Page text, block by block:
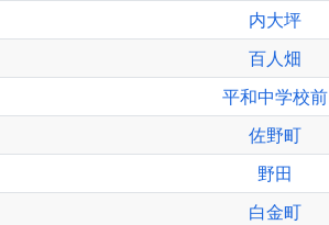
内大坪
百人畑
平和中学校前
佐野町
野田
白金町